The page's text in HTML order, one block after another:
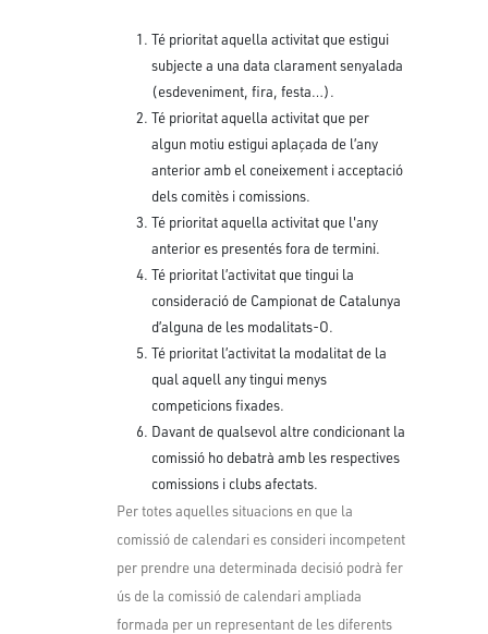
Té prioritat aquella activitat que estigui
subjecte a una data clarament senyalada
(esdeveniment, fira, festa…).
Té prioritat aquella activitat que per
algun motiu estigui aplaçada de l’any
anterior amb el coneixement i acceptació
dels comitès i comissions.
Té prioritat aquella activitat que l'any
anterior es presentés fora de termini.
Té prioritat l’activitat que tingui la
consideració de Campionat de Catalunya
d’alguna de les modalitats-O.
Té prioritat l’activitat la modalitat de la
qual aquell any tingui menys
competicions fixades.
Davant de qualsevol altre condicionant la
comissió ho debatrà amb les respectives
comissions i clubs afectats.
Per totes aquelles situacions en que la
comissió de calendari es consideri incompetent
per prendre una determinada decisió podrà fer
ús de la comissió de calendari ampliada
formada per un representant de les diferents